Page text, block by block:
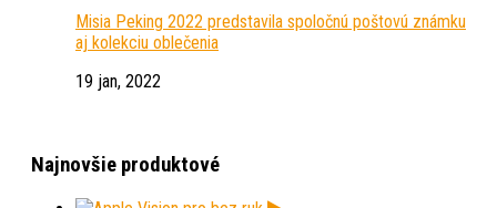
Misia Peking 2022 predstavila spoločnú poštovú známku
aj kolekciu oblečenia
19 jan, 2022
Najnovšie produktové